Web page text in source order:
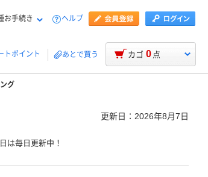
お手続き ヘルプ
トポイント あとで買う カゴ 0 点
グ
更新日： 2026年8月7日
は毎日更新中！